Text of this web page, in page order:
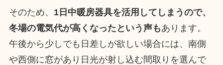
そのため、 1日中暖房器具を活用してしまうので、
冬場の電気代が高くなったという声もあります。
午後から少しでも日差しが欲しい場合には、南側
や西側に窓があり日光が射し込む間取りを選んで